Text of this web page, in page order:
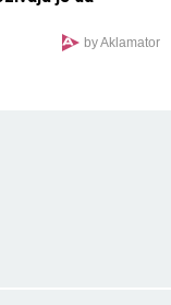
by Aklamator